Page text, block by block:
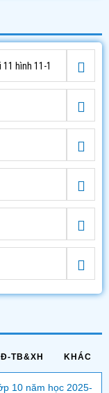
hình 11-1
TB&XH KHÁC
10 năm học 2025-